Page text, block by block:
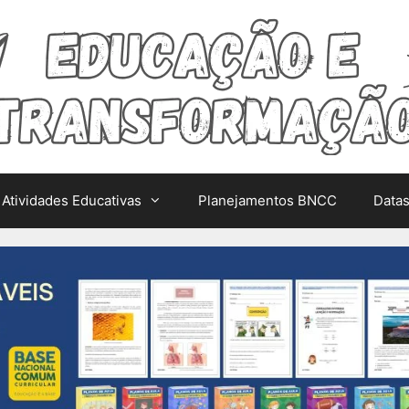
Atividades Educativas Planejamentos BNCC